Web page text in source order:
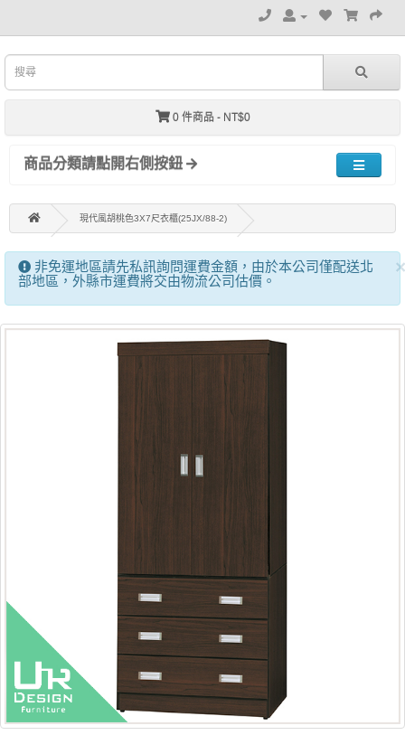
0 件商品 - NT$0
商品分類請點開右側按鈕
現代風胡桃色3X7尺衣櫃(25JX/88-2)
×
非免運地區請先私訊詢問運費金額，由於本公司僅配送北
部地區，外縣市運費將交由物流公司估價。